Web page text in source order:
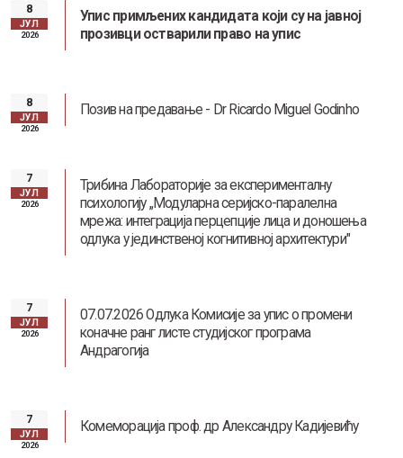
Наслеђе Андреја Митровића
8
ЈУЛ
2026
Упис примљених кандидата који су на јавној
прозивци остварили право на упис
8
ЈУЛ
2026
Позив на предавање - Dr Ricardo Miguel Godinho
7
ЈУЛ
2026
Трибина Лабораторије за експерименталну
психологију „Модуларна серијско-паралелна
мрежа: интеграција перцепције лица и доношења
одлука у јединственој когнитивној архитектури"
7
ЈУЛ
2026
07.07.2026 Одлука Комисије за упис о промени
коначне ранг листе студијског програма
Андрагогија
7
ЈУЛ
2026
Комеморација проф. др Александру Кадијевићу